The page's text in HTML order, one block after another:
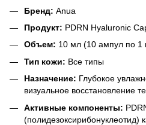
Бренд: Anua
Продукт: PDRN Hyaluronic
Объем: 10 мл (10 ампул по 1
Тип кожи: Все типы
Назначение: Глубокое
визуальное восстановление
Активные компоненты:
(полидезоксирибонуклеотид)